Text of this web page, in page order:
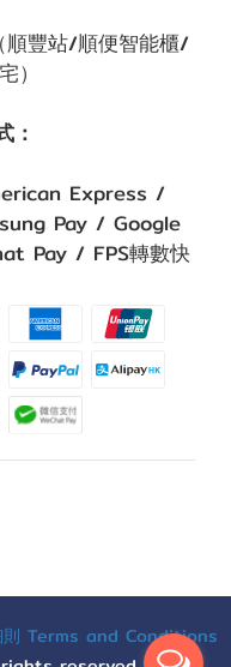
豐站/順便智能櫃/
）
：
Express /
Pay / Google
Pay / FPS轉數快
則 Terms and Conditions